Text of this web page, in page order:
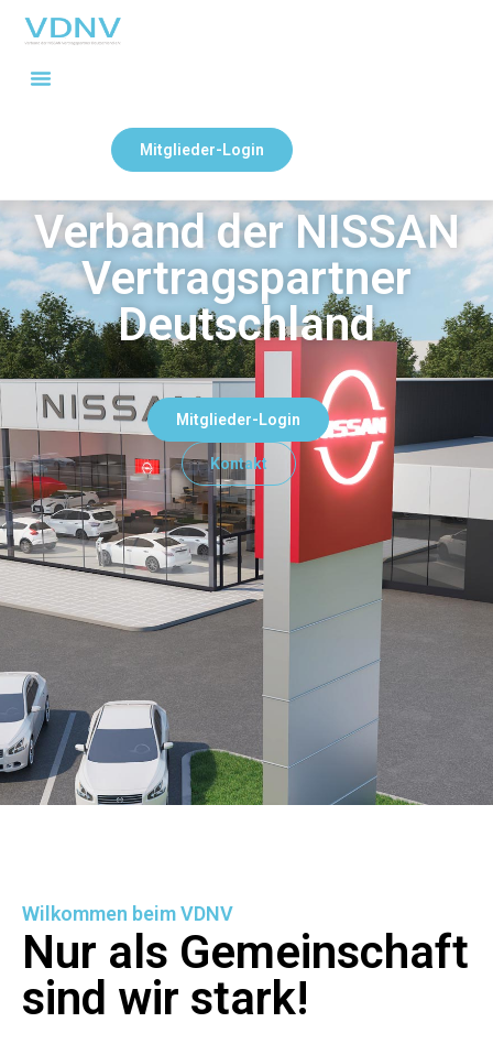
Mitglieder-Login
Verband der NISSAN
Vertragspartner
Deutschland
Mitglieder-Login
Kontakt
Wilkommen beim VDNV
Nur als Gemeinschaft
sind wir stark!